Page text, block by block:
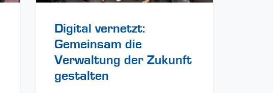
Digital vernetzt:
Gemeinsam die
Verwaltung der Zukunft
gestalten